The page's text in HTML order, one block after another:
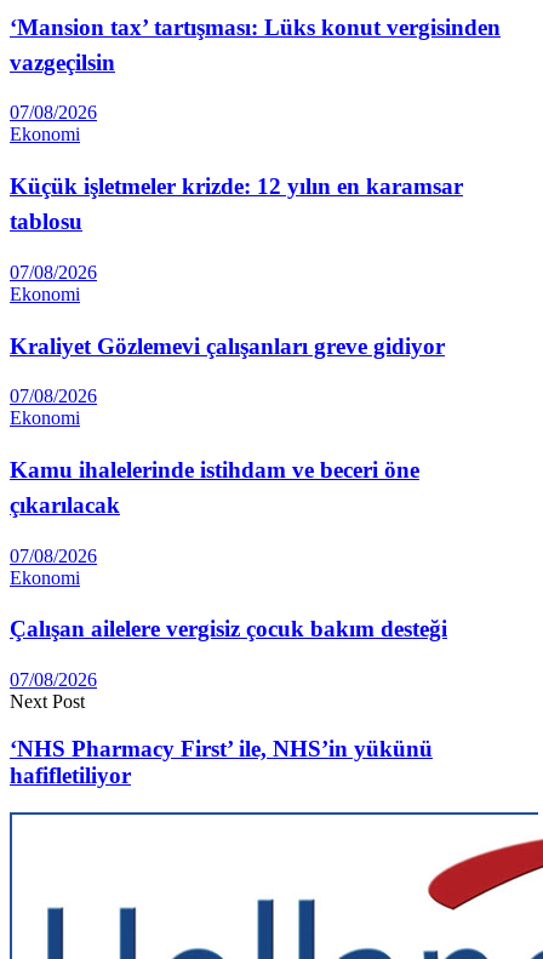
‘Mansion tax’ tartışması: Lüks konut vergisinden
vazgeçilsin
07/08/2026
Ekonomi
Küçük işletmeler krizde: 12 yılın en karamsar
tablosu
07/08/2026
Ekonomi
Kraliyet Gözlemevi çalışanları greve gidiyor
07/08/2026
Ekonomi
Kamu ihalelerinde istihdam ve beceri öne
çıkarılacak
07/08/2026
Ekonomi
Çalışan ailelere vergisiz çocuk bakım desteği
07/08/2026
Next Post
‘NHS Pharmacy First’ ile, NHS’in yükünü
hafifletiliyor